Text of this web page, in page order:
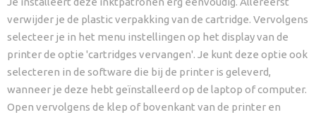
verwijder je de plastic verpakking van de cartridge. Vervolgens
selecteer je in het menu instellingen op het display van de
printer de optie 'cartridges vervangen'. Je kunt deze optie ook
selecteren in de software die bij de printer is geleverd,
wanneer je deze hebt geïnstalleerd op de laptop of computer.
Open vervolgens de klep of bovenkant van de printer en